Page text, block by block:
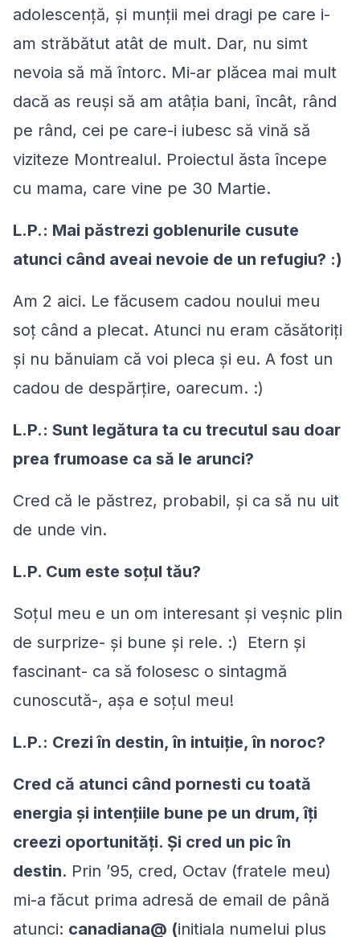
adolescenţă, şi munții mei dragi pe care i-
am străbătut atât de mult. Dar, nu simt
nevoia să mă întorc. Mi-ar plăcea mai mult
dacă as reuși să am atâţia bani, încât, rând
pe rând, cei pe care-i iubesc să vină să
viziteze Montrealul. Proiectul ăsta începe
cu mama, care vine pe 30 Martie.
L.P.: Mai păstrezi goblenurile cusute
atunci când aveai nevoie de un refugiu? :)
Am 2 aici. Le făcusem cadou noului meu
soţ când a plecat. Atunci nu eram căsătoriţi
şi nu bănuiam că voi pleca şi eu. A fost un
cadou de despărțire, oarecum. :)
L.P.: Sunt legătura ta cu trecutul sau doar
prea frumoase ca să le arunci?
Cred că le păstrez, probabil, şi ca să nu uit
de unde vin.
L.P. Cum este soţul tău?
Soțul meu e un om interesant şi veşnic plin
de surprize- şi bune şi rele. :) Etern şi
fascinant- ca să folosesc o sintagmă
cunoscută-, aşa e soțul meu!
L.P.: Crezi în destin, în intuiţie, în noroc?
Cred că atunci când pornesti cu toată
energia şi intențiile bune pe un drum, îţi
creezi oportunităţi. Şi cred un pic în
destin. Prin ’95, cred, Octav (fratele meu)
mi-a făcut prima adresă de email de până
atunci: canadiana@ (initiala numelui plus